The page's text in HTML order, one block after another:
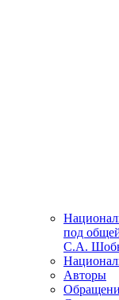
под
С.А.
Авторы